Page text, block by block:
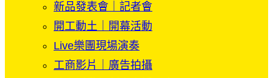
新品發表會｜記者會
開工動土｜開幕活動
Live樂團現場演奏
工商影片｜廣告拍攝